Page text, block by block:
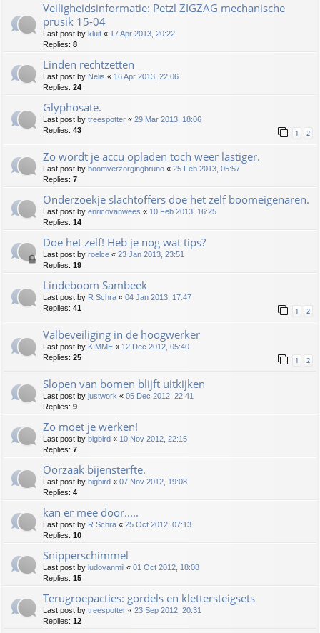
Veiligheidsinformatie: Petzl ZIGZAG mechanische
prusik 15-04
Last post by kluit « 17 Apr 2013, 20:22
Replies: 8
Linden rechtzetten
Last post by Nelis « 16 Apr 2013, 22:06
Replies: 24
Glyphosate.
Last post by treespotter « 29 Mar 2013, 18:06
Replies: 43 1 2
Zo wordt je accu opladen toch weer lastiger.
Last post by boomverzorgingbruno « 25 Feb 2013, 05:57
Replies: 7
Onderzoekje slachtoffers doe het zelf boomeigenaren.
Last post by enricovanwees « 10 Feb 2013, 16:25
Replies: 14
Doe het zelf! Heb je nog wat tips?
Last post by roelce « 23 Jan 2013, 23:51
Replies: 19
Lindeboom Sambeek
Last post by R Schra « 04 Jan 2013, 17:47
Replies: 41 1 2
Valbeveiliging in de hoogwerker
Last post by KIMME « 12 Dec 2012, 05:40
Replies: 25 1 2
Slopen van bomen blijft uitkijken
Last post by justwork « 05 Dec 2012, 22:41
Replies: 9
Zo moet je werken!
Last post by bigbird « 10 Nov 2012, 22:15
Replies: 7
Oorzaak bijensterfte.
Last post by bigbird « 07 Nov 2012, 19:08
Replies: 4
kan er mee door.....
Last post by R Schra « 25 Oct 2012, 07:13
Replies: 10
Snipperschimmel
Last post by ludovanmil « 01 Oct 2012, 18:08
Replies: 15
Terugroepacties: gordels en klettersteigsets
Last post by treespotter « 23 Sep 2012, 20:31
Replies: 12